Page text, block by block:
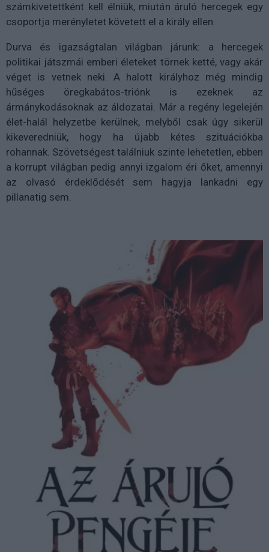
számkivetettként kell élniük, miután áruló hercegek egy
csoportja merényletet követett el a király ellen.
Durva és igazságtalan világban járunk: a hercegek
politikai játszmái emberi életeket törnek ketté, vagy akár
véget is vetnek neki. A halott királyhoz még mindig
hűséges öregkabátos-triónk is ezeknek az
ármánykodásoknak az áldozatai. Már a regény legelején
élet-halál helyzetbe kerülnek, melyből csak úgy sikerül
kikeveredniük, hogy ha újabb kétes szituációkba
rohannak. Szövetségest találniuk szinte lehetetlen, ebben
a korrupt világban pedig annyi izgalom éri őket, amennyi
az olvasó érdeklődését sem hagyja lankadni egy
pillanatig sem.